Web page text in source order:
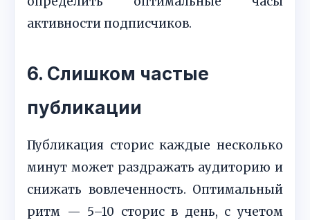
активности подписчиков.
6. Слишком частые
публикации
Публикация сторис каждые несколько
минут может раздражать аудиторию и
снижать вовлеченность. Оптимальный
ритм — 5–10 сторис в день, с учетом